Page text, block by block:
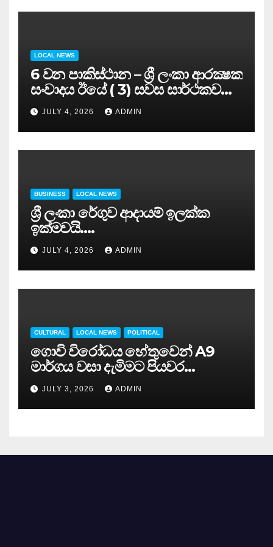
LOCAL NEWS
6 වන පාකිස්ථාන – ශ්‍රී ලංකා ආරක්‍ෂක
සංවාදය ඊයේ ( 3) සවස සාර්ථකව
අවසන් කරයි..
JULY 4, 2026 ADMIN
BUSINESS LOCAL NEWS
ශ්‍රී ලංකා රේගුව ආදායම් ඉලක්ක
ඉක්මවයි….
JULY 4, 2026 ADMIN
CULTURAL LOCAL NEWS POLITICAL
ගොවි විරෝධය හේතුවෙන් A9
මාර්ගය වසා දැමිමට පියවර…
JULY 3, 2026 ADMIN